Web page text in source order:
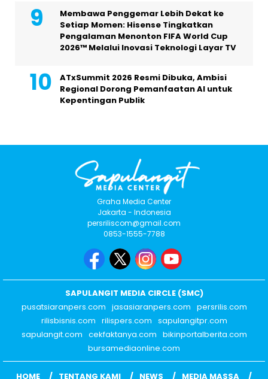
Membawa Penggemar Lebih Dekat ke
Setiap Momen: Hisense Tingkatkan
Pengalaman Menonton FIFA World Cup
2026™ Melalui Inovasi Teknologi Layar TV
ATxSummit 2026 Resmi Dibuka, Ambisi
Regional Dorong Pemanfaatan AI untuk
Kepentingan Publik
Graha Media Center
Jakarta - Indonesia
persriliscom@gmail.com
0853-1555-7788
SAPULANGIT MEDIA CIRCLE (SMC)
pusatsiaranpers.com jasasiaranpers.com persrilis.com
rilisbisnis.com rilispers.com sapulangitpr.com
sapulangit.com cekfaktanya.com bikinportalberita.com
bursamediaonline.com
HOME TENTANG KAMI NEWS MEDIA MASSA